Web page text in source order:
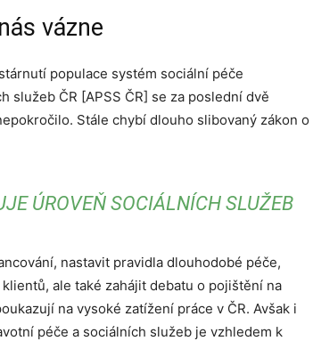
vázne
populace systém sociální péče
služeb ČR [APSS ČR] se za poslední dvě
Stále chybí dlouho slibovaný zákon o
ÚROVEŇ SOCIÁLNÍCH SLUŽEB
nastavit pravidla dlouhodobé péče,
ale také zahájit debatu o pojištění na
na vysoké zatížení práce v ČR. Avšak i
péče a sociálních služeb je vzhledem k